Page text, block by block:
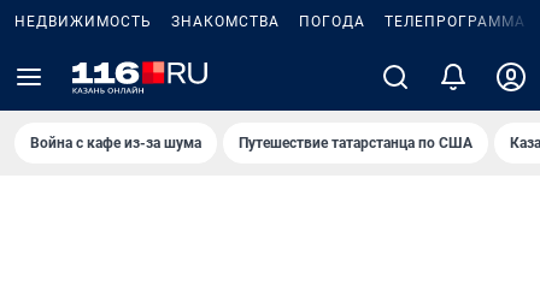
НЕДВИЖИМОСТЬ ЗНАКОМСТВА ПОГОДА ТЕЛЕПРОГРАММА
Война с кафе из-за шума Путешествие татарстанца по США